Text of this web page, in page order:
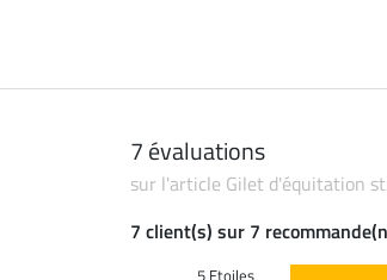
7 évaluations
sur l'article Gilet d'équitation
7 client(s) sur 7